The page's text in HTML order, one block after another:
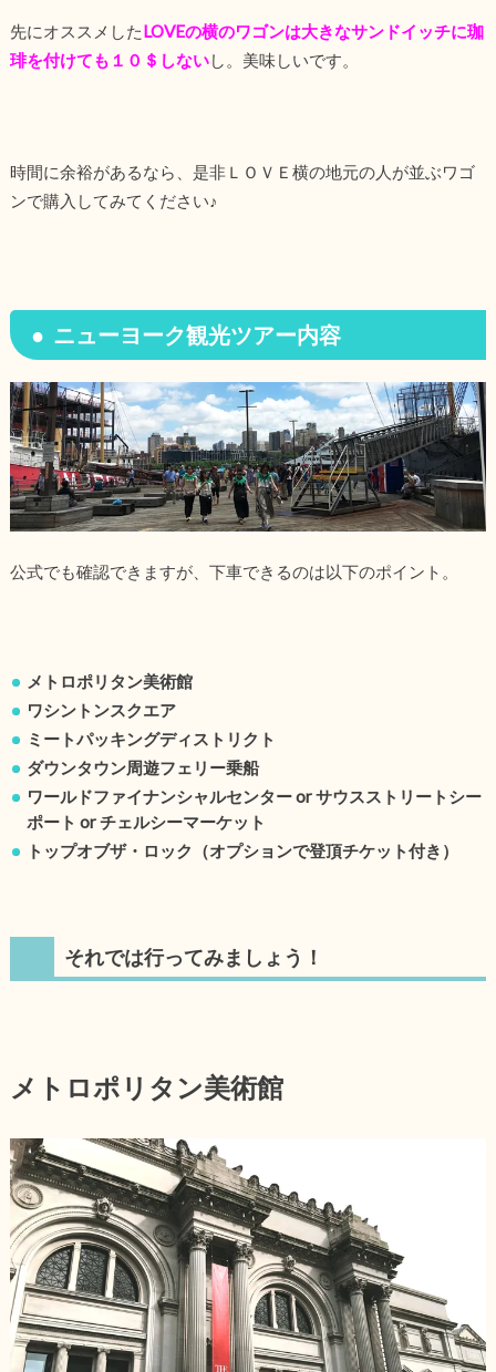
先にオススメしたLOVEの横のワゴンは大きなサンドイッチに珈
琲を付けても１０＄しないし。美味しいです。
時間に余裕があるなら、是非ＬＯＶＥ横の地元の人が並ぶワゴ
ンで購入してみてください♪
ニューヨーク観光ツアー内容
公式でも確認できますが、下車できるのは以下のポイント。
メトロポリタン美術館
ワシントンスクエア
ミートパッキングディストリクト
ダウンタウン周遊フェリー乗船
ワールドファイナンシャルセンター or サウスストリートシー
ポート or チェルシーマーケット
トップオブザ・ロック（オプションで登頂チケット付き）
それでは行ってみましょう！
メトロポリタン美術館